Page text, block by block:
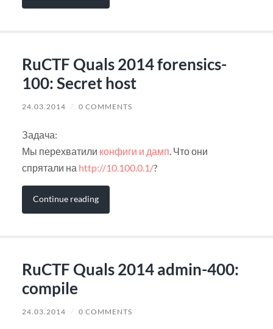
RuCTF Quals 2014 forensics-
100: Secret host
24.03.2014 / 0 COMMENTS
Задача:
Мы перехватили конфиги и дамп. Что они
спрятали на http://10.100.0.1/?
Continue reading
RuCTF Quals 2014 admin-400:
compile
24.03.2014 / 0 COMMENTS